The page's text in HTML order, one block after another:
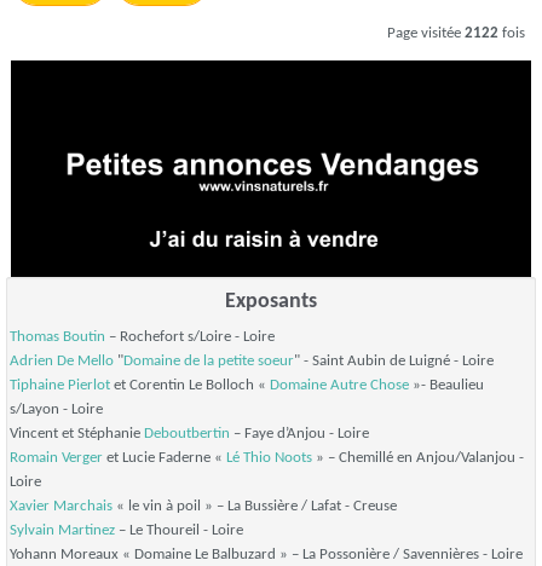
Page visitée 2122 fois
Exposants
Thomas Boutin – Rochefort s/Loire - Loire
Adrien De Mello "Domaine de la petite soeur" - Saint Aubin de Luigné - Loire
Tiphaine Pierlot et Corentin Le Bolloch « Domaine Autre Chose »- Beaulieu
s/Layon - Loire
Vincent et Stéphanie Deboutbertin – Faye d’Anjou - Loire
Romain Verger et Lucie Faderne « Lé Thio Noots » – Chemillé en Anjou/Valanjou -
Loire
Xavier Marchais « le vin à poil » – La Bussière / Lafat - Creuse
Sylvain Martinez – Le Thoureil - Loire
Yohann Moreaux « Domaine Le Balbuzard » – La Possonière / Savennières - Loire